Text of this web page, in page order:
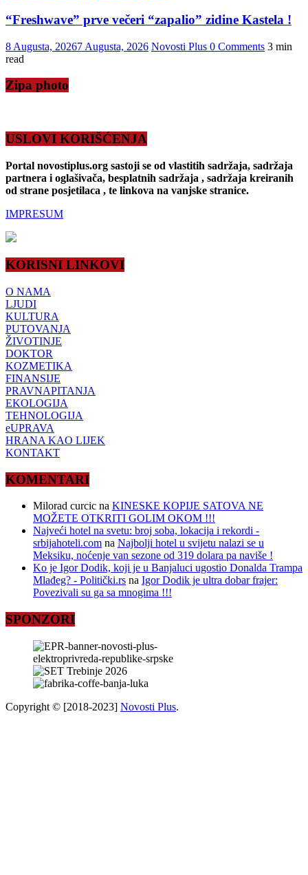
“Freshwave” prve večeri “zapalio” zidine Kastela !
8 Augusta, 20267 Augusta, 2026 Novosti Plus 0 Comments 3 min
read
Zipa photo
USLOVI KORIŠĆENJA
Portal novostiplus.org sastoji se od vlastitih sadržaja, sadržaja
partnera i oglašivača, besplatnih sadržaja , sadržaja kreiranih
od strane posjetilaca , te linkova na vanjske stranice.
IMPRESUM
KORISNI LINKOVI
O NAMA
LJUDI
KULTURA
PUTOVANJA
ŽIVOTINJE
DOKTOR
KOZMETIKA
FINANSIJE
PRAVNAPITANJA
EKOLOGIJA
TEHNOLOGIJA
eUPRAVA
HRANA KAO LIJEK
KONTAKT
KOMENTARI
Milorad curcic na KINESKE KOPIJE SATOVA NE
MOŽETE OTKRITI GOLIM OKOM !!!
Najveći hotel na svetu: broj soba, lokacija i rekordi -
srbijahoteli.com na Najbolji hotel u svijetu nalazi se u
Meksiku, noćenje van sezone od 319 dolara pa naviše !
Ko je Igor Dodik, koji je u Banjaluci ugostio Donalda Trampa
Mlađeg? - Politički.rs na Igor Dodik je ultra dobar frajer:
Povezivali su ga sa mnogima !!!
SPONZORI
Copyright © [2018-2023] Novosti Plus.